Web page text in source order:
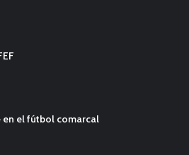
en el fútbol comarcal